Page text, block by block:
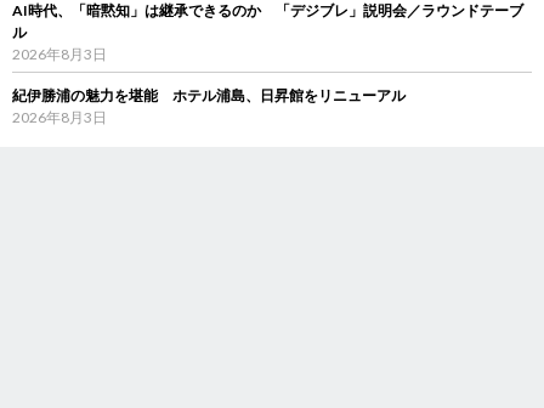
AI時代、「暗黙知」は継承できるのか 「デジブレ」説明会／ラウンドテーブ
ル
2026年8月3日
紀伊勝浦の魅力を堪能 ホテル浦島、日昇館をリニューアル
2026年8月3日